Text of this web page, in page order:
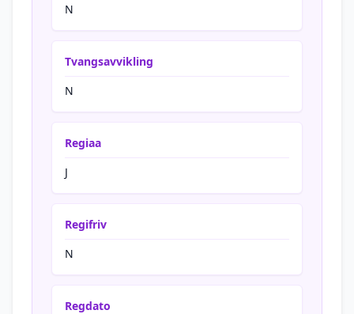
N
Tvangsavvikling
N
Regiaa
J
Regifriv
N
Regdato